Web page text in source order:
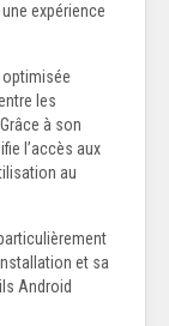
expérience
optimisée
les
à son
l’accès aux
au
et sa
Android